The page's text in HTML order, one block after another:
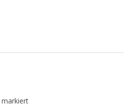
markiert